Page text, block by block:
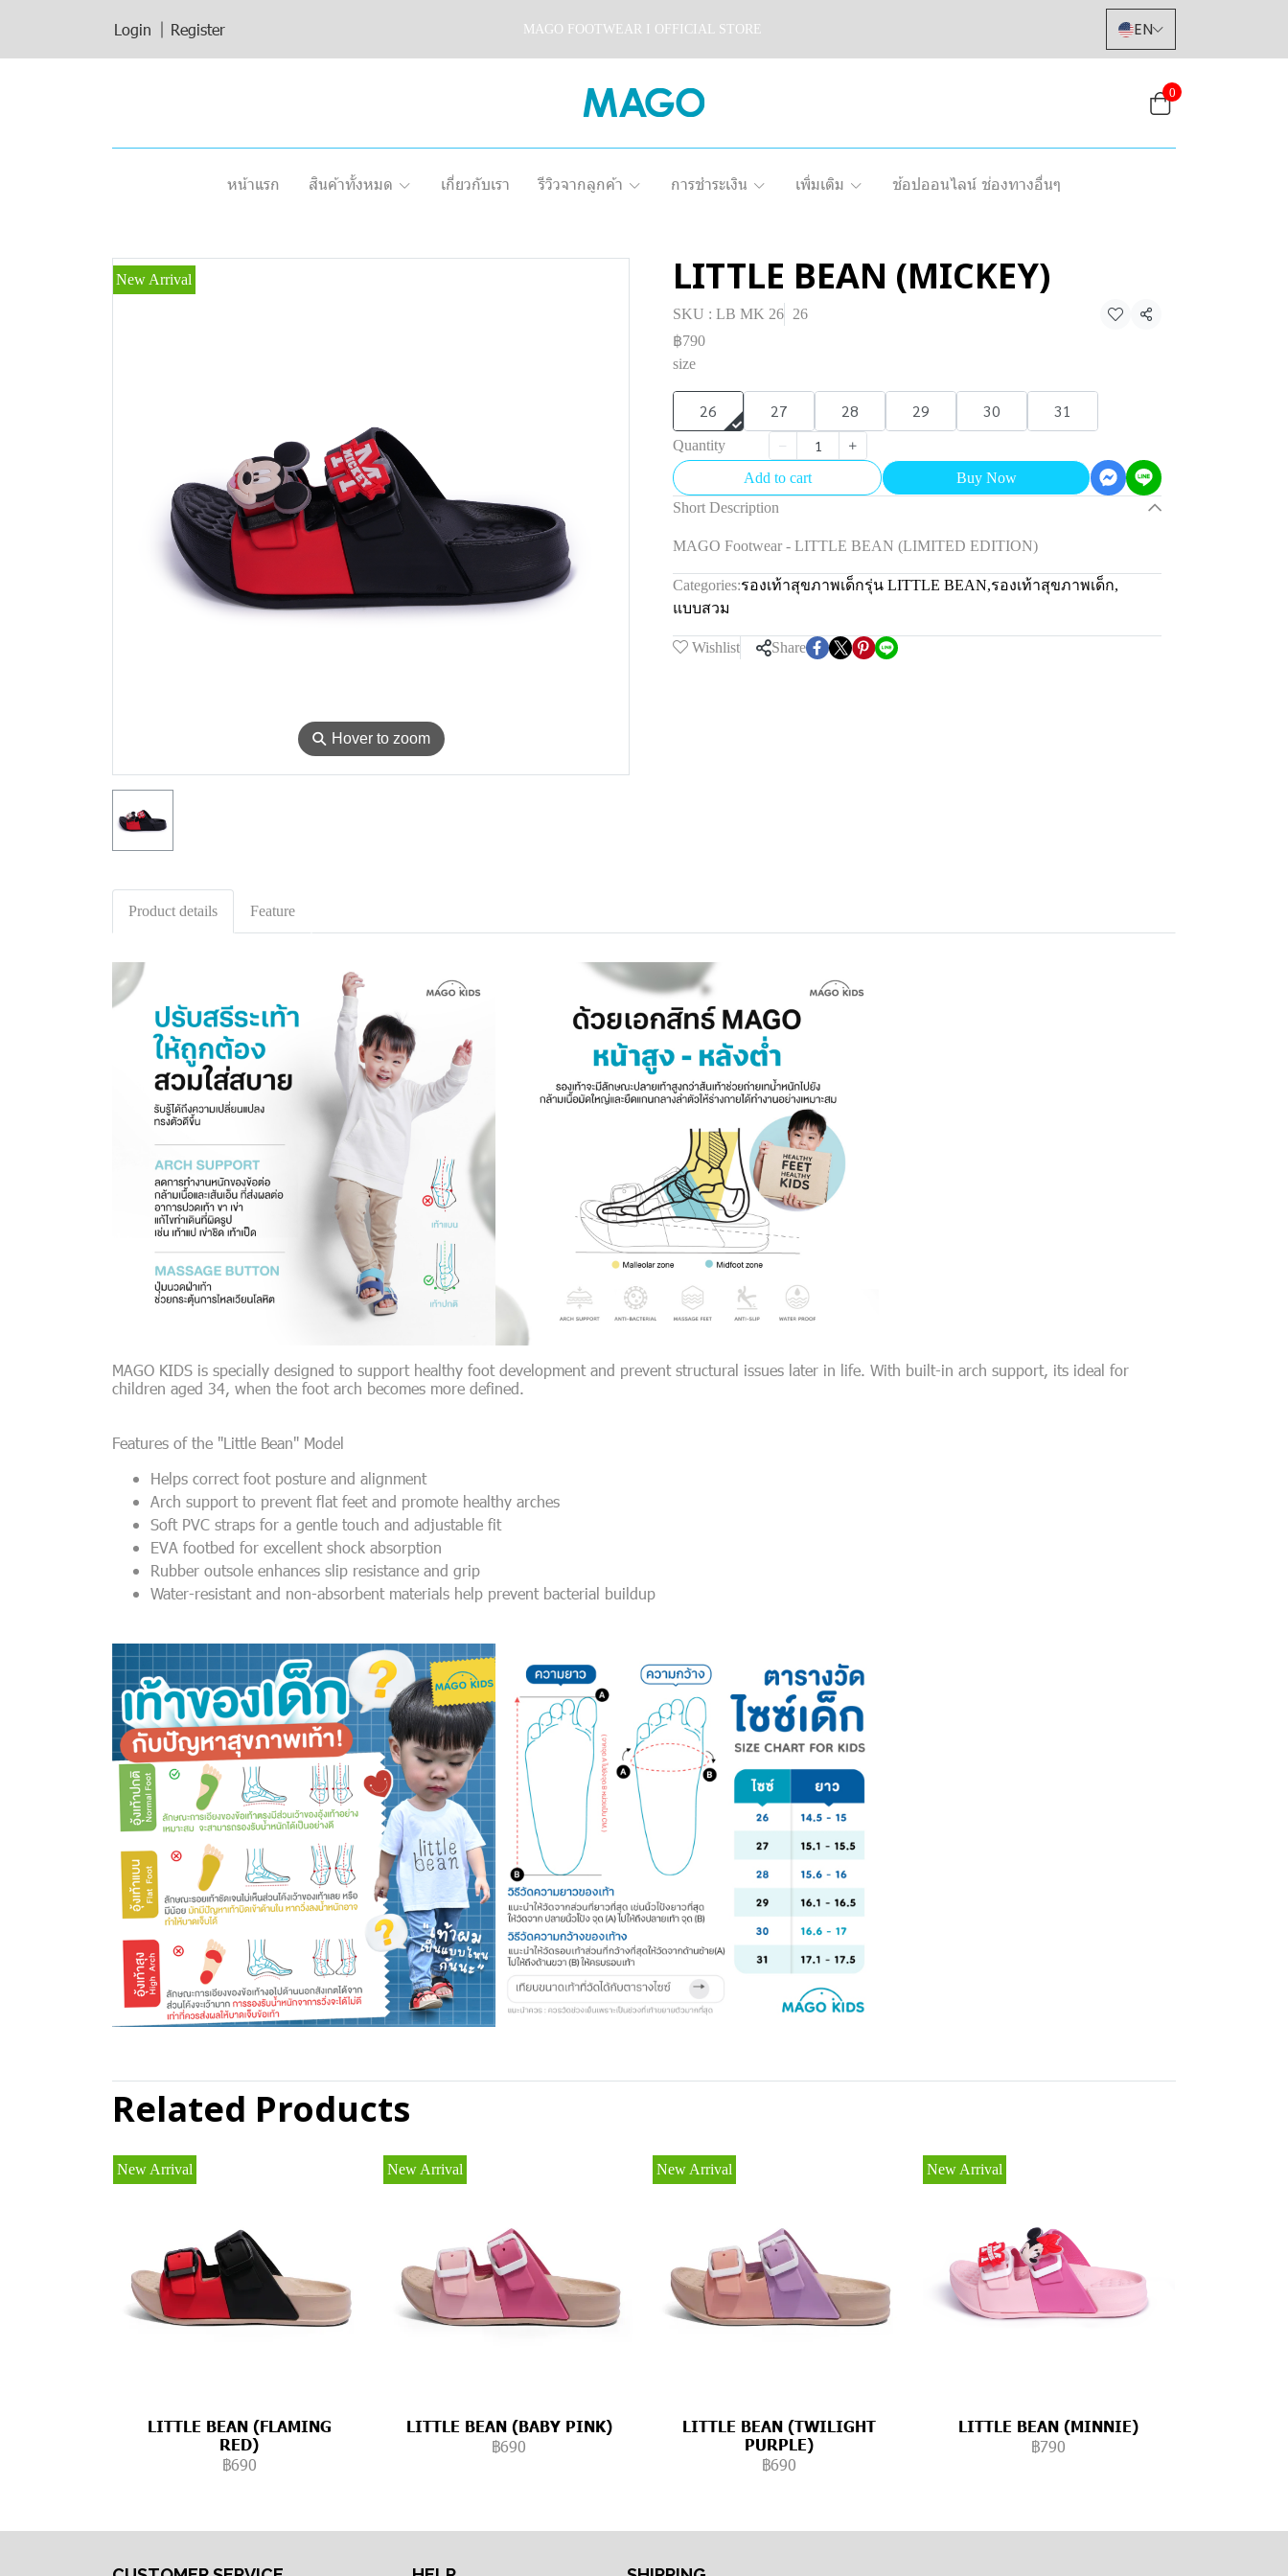
Login Register MAGO FOOTWEAR I OFFICIAL STORE EN
0
หน้าแรก สินค้าทั้งหมด เกี่ยวกับเรา รีวิวจากลูกค้า การชำระเงิน เพิ่มเติม ช้อปออนไลน์ ช่องทางอื่นๆ
⚲ Hover to zoom
New Arrival LITTLE BEAN (MICKEY)
SKU : LB MK 26 26
Share
฿790
size
26 27 28 29 30 31
Quantity
Add to cart
Buy Now
Short Description
MAGO Footwear - LITTLE BEAN (LIMITED EDITION)
Categories:รองเท้าสุขภาพเด็กรุ่น LITTLE BEAN,รองเท้าสุขภาพเด็ก,
แบบสวม
Wishlist Share
Product details Feature
MAGO KIDS is specially designed to support healthy foot development and prevent structural issues later in life. With built-in arch support, its ideal for
children aged 34, when the foot arch becomes more defined.
Features of the "Little Bean" Model
Helps correct foot posture and alignment
Arch support to prevent flat feet and promote healthy arches
Soft PVC straps for a gentle touch and adjustable fit
EVA footbed for excellent shock absorption
Rubber outsole enhances slip resistance and grip
Water-resistant and non-absorbent materials help prevent bacterial buildup
Related Products
New Arrival
LITTLE BEAN (FLAMING
RED)
฿690
New Arrival
LITTLE BEAN (BABY PINK)
฿690
New Arrival
LITTLE BEAN (TWILIGHT
PURPLE)
฿690
New Arrival
LITTLE BEAN (MINNIE)
฿790